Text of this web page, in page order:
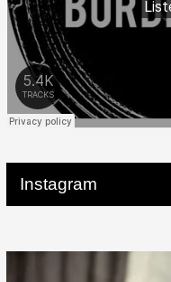
Instagram